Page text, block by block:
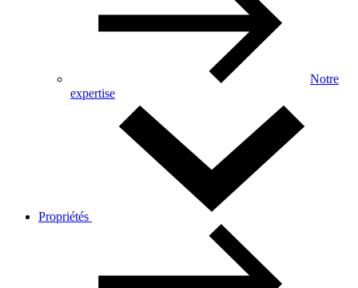
Notre
expertise
Propriétés